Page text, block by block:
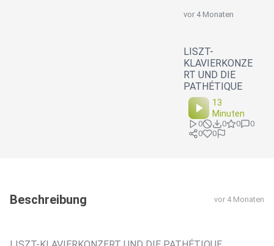
vor 4 Monaten
LISZT-
KLAVIERKONZE
RT UND DIE
PATHÉTIQUE
13
Minuten
0 0 0
0
0
0
Beschreibung vor 4 Monaten